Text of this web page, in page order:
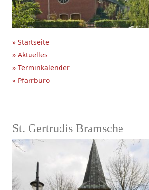
» Startseite
» Aktuelles
» Terminkalender
» Pfarrbüro
St. Gertrudis Bramsche